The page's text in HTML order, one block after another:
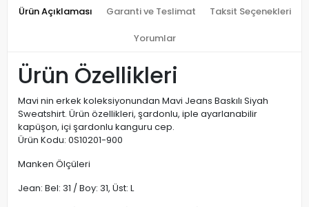
Ürün Açıklaması Garanti ve Teslimat Taksit Seçenekleri
Yorumlar
Ürün Özellikleri
Mavi nin erkek koleksiyonundan Mavi Jeans Baskılı Siyah
Sweatshirt. Ürün özellikleri, şardonlu, iple ayarlanabilir
kapüşon, içi şardonlu kanguru cep.
Ürün Kodu: 0S10201-900
Manken Ölçüleri
Jean: Bel: 31 / Boy: 31, Üst: L